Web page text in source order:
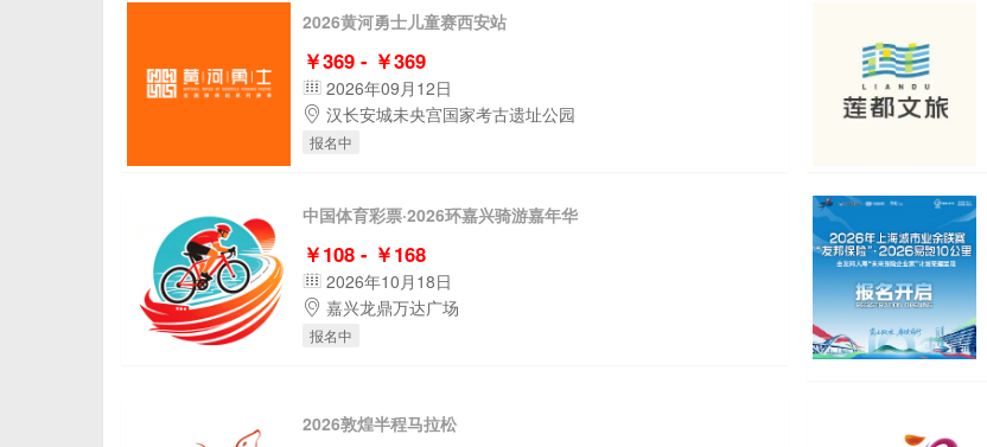
2026黄河勇士儿童赛西安站
￥369 - ￥369
2026年09月12日
汉长安城未央宫国家考古遗址公园
报名中
中国体育彩票·2026环嘉兴骑游嘉年华
￥108 - ￥168
2026年10月18日
嘉兴龙鼎万达广场
报名中
2026敦煌半程马拉松